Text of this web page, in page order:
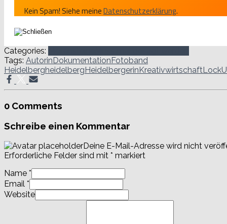
Kein Spam! Siehe meineDatenschutzerklärung.
Categories:
Tags: AutorinDokumentationFotoband
HeidelbergheidelbergHeidelbergerinKreativwirtschaft
0 Comments
Schreibe einen Kommentar
Deine E-Mail-Adresse wird nicht
Erforderliche Felder sind mit * markiert
Name *
Email *
Website